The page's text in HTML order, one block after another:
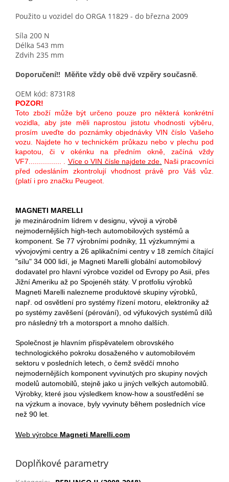
Použito u vozidel do ORGA 11829 - do března 2009
Síla 200 N
Délka 543 mm
Zdvih 235 mm
Doporučení!! Měňte vždy obě dvě vzpěry současně.
OEM kód: 8731R8
POZOR!
Toto zboží může být určeno pouze pro některá konkrétní
vozidla, aby jste měli naprostou jistotu vhodnosti výběru,
prosím uveďte do poznámky objednávky VIN číslo Vašeho
vozu. Najdete ho v technickém průkazu nebo v plechu pod
kapotou, či v okénku na předním okně, začíná vždy
VF7................ . Více o VIN čísle najdete zde
Naši pracovníci
před odesláním zkontrolují vhodnost právě pro Váš vůz.
(platí i pro značku Peugeot.
MAGNETI MARELLI
je mezinárodním lídrem v designu, vývoji a výrobě
nejmodernějších high-tech automobilových systémů a
komponent. Se 77 výrobními podniky, 11 výzkumnými a
vývojovými centry a 26 aplikačními centry v 18 zemích čítající
"sílu" 34 000 lidí, je Magneti Marelli globální automobilový
dodavatel pro hlavní výrobce vozidel od Evropy po Asii, přes
Jižní Ameriku až po Spojenéh státy. V protfoliu výrobků
Magneti Marelli nalezneme produktové skupiny výrobků,
např. od osvětlení pro systémy řízení motoru, elektroniky až
po systémy zavěšení (pérování), od výfukových systémů dílů
pro následný trh a motorsport a mnoho dalších.
Společnost je hlavním přispěvatelem obrovského
technologického pokroku dosaženého v automobilovém
sektoru v posledních letech, o čemž svědčí mnoho
nejmodernějších komponent vyvinutých pro skupiny nových
modelů automobilů, stejně jako u jiných velkých automobilů.
Výrobky, které jsou výsledkem know-how a soustředění se
na výzkum a inovace, byly vyvinuty během posledních více
než 90 let.
Web výrobce Magneti Marelli.com
Doplňkové parametry